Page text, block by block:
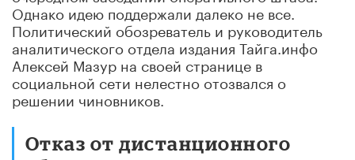
Однако идею поддержали далеко не все.
Политический обозреватель и руководитель
аналитического отдела издания Тайга.инфо
Алексей Мазур на своей странице в
социальной сети нелестно отозвался о
решении чиновников.
Отказ от дистанционного